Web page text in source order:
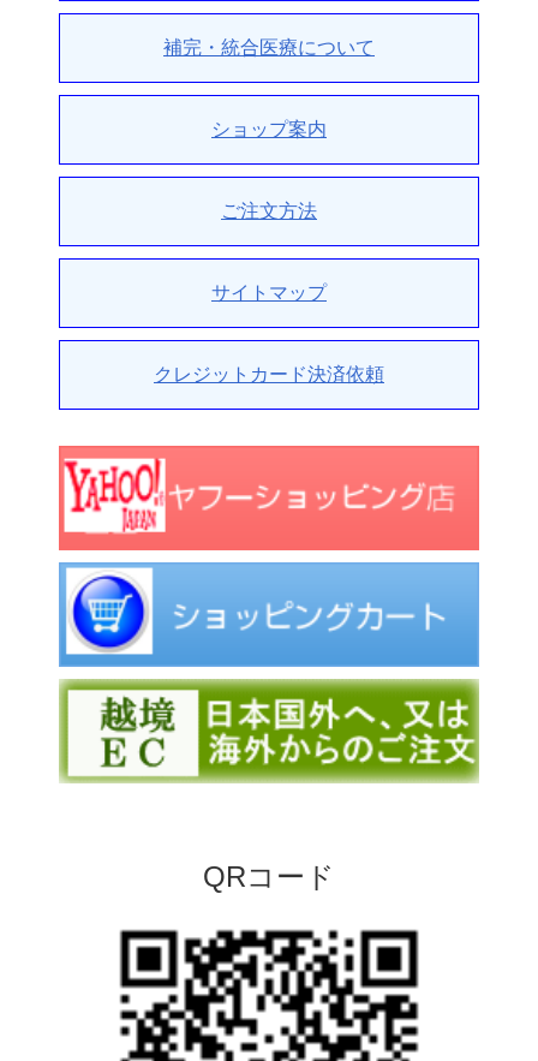
補完・統合医療について
ショップ案内
ご注文方法
サイトマップ
クレジットカード決済依頼
QRコード